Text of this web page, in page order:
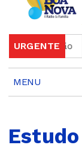
URGENTE
MENU